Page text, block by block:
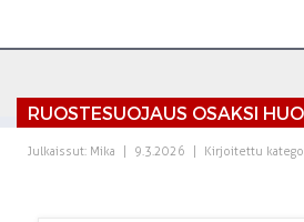
RUOSTESUOJAUS OSAKSI
Julkaissut: Mika 9.3.2026 Kirjoitettu